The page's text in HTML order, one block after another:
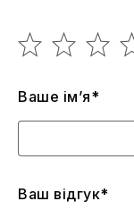
Ваше ім’я*
Ваш відгук*